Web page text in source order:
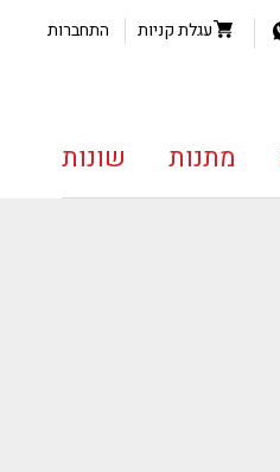
עגלת קניות התחברות
מתנות שונות